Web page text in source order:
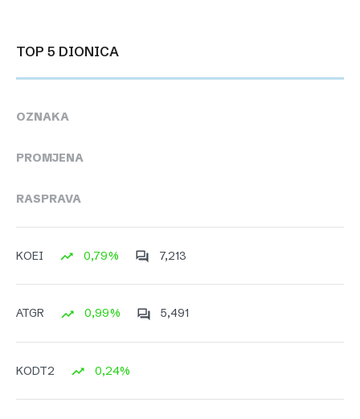
TOP 5 DIONICA
OZNAKA
PROMJENA
RASPRAVA
KOEI 0,79% 7,213
ATGR 0,99% 5,491
KODT2 0,24%